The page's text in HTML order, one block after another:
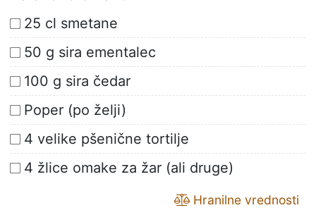
25 cl smetane
50 g sira ementalec
100 g sira čedar
Poper (po želji)
4 velike pšenične tortilje
4 žlice omake za žar (ali druge)
Hranilne vrednosti